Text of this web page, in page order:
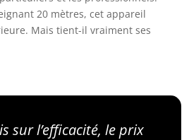
20 mètres, cet appareil
Mais tient-il vraiment ses
sur l’efficacité, le prix